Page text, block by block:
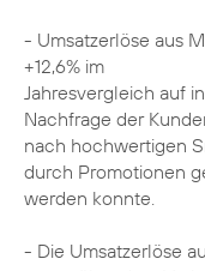
- Umsatzerlöse aus
+12,6% im
Jahresvergleich auf
Nachfrage der
nach hochwertigen
durch Promotionen
werden konnte.
- Die Umsatzerlöse